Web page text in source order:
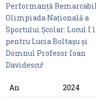
Performanță
Olimpiada Națională a
Sportului Școlar: Locul I
pentru Lucia Boltașu și
Domnul Profesor Ioan
Davidescu!
An
2024